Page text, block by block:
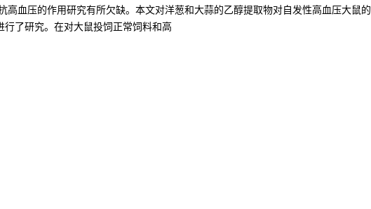
高血压的作用研究有所欠缺。本文对洋葱和大蒜的乙醇提取物对自发性高血压大鼠的
行了研究。在对大鼠投饲正常饲料和高